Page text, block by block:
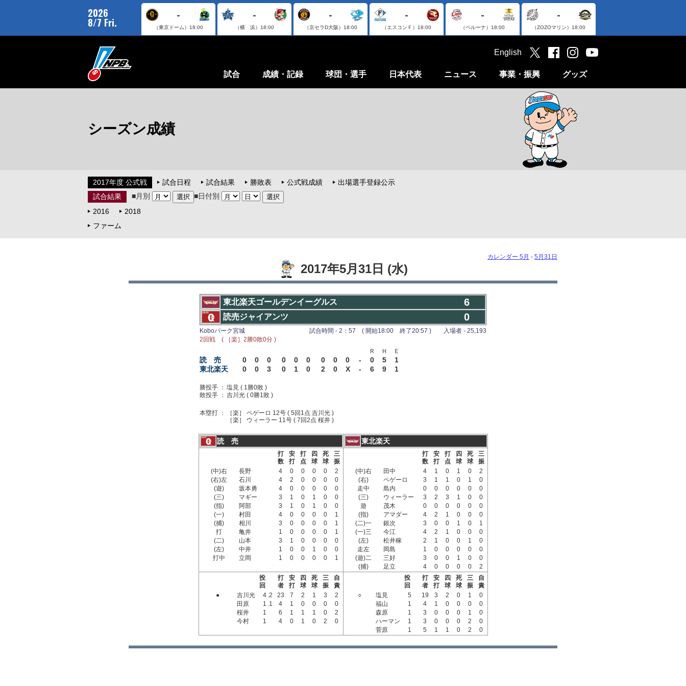
2026
8/7 Fri.
-
（東京ドーム） 18:00
-
（横 浜） 18:00
-
（京セラD大阪） 18:00
-
（エスコンＦ） 18:00
-
（ベルーナ） 18:00
-
（ZOZOマリン） 18:00
試合 成績・記録 球団・選手 日本代表 ニュース 事業・振興 グッズ
English
シーズン成績
2017年度 公式戦 試合日程 試合結果 勝敗表 公式戦成績
出場選手登録公示
試合結果
■月別
■日付別
2016
2018
ファーム
カレンダー 5月 - 5月31日
2017年5月31日 (水)
東北楽天ゴールデンイーグルス 6
読売ジャイアンツ 0
Koboパーク宮城
試合時間 - 2：57 ( 開始18:00 終了20:57 ) 入場者 - 25,193
2回戦 ( ［楽］2勝0敗0分 )
Ｒ
Ｈ Ｅ
読 売 0 0 0 0 0 0 0 0 0 - 0 5
1
東北楽天
0 0 3 0 1 0 2 0 X - 6 9 1
勝投手 ： 塩見 ( 1勝0敗 )
敗投手 ： 吉川光 ( 0勝1敗 )
本塁打 ：
［楽］ ペゲーロ 12号 ( 5回1点 吉川光 )
［楽］ ウィーラー 11号 ( 7回2点 桜井 )
読 売 東北楽天
打
数
安
打
打
点
四
球
死
球
三
振
(中)右
長野 4 0 0 0 0
2
(右)左
石川 4 2 0 0 0
0
(遊)
坂本勇 4 0 0 0 0
0
(三)
マギー 3 1 0 1 0
0
(指)
阿部 3 1 0 1 0
0
(一)
村田 4 0 0 0 0
1
(捕)
相川 3 0 0 0 0
1
打
亀井 1 0 0 0 0
1
(二)
山本 3 1 0 0 0
0
(左)
中井 1 0 0 1 0
0
打中
立岡 1 0 0 0 0 1
打
数
安
打
打
点
四
球
死
球
三
振
(中)右
田中 4 1 0 1 0
2
(右)
ペゲーロ 3 1 1 0 1
0
走中
島内 0 0 0 0 0
0
(三)
ウィーラー 3 2 3 1 0
0
遊
茂木 0 0 0 0 0
0
(指)
アマダー 4 2 1 0 0
0
(二)一
銀次 3 0 0 1 0
1
(一)三
今江 4 2 1 0 0
0
(左)
松井稼 2 1 0 0 1
0
走左
岡島 1 0 0 0 0
0
(遊)二
三好 3 0 0 1 0
0
(捕)
足立 4 0 0 0 0
2
投
回
打
者
安
打
四
球
死
球
三
振
自
責
●
吉川光 4 .2 23 7 2 1 3
2
田原
1 .1 4 1 0 0 0
0
桜井
1 6 1 1 1 0
2
今村
1 4 0 1 0 2 0
投
回
打
者
安
打
四
球
死
球
三
振
自
責
○
塩見 5 19 3 2 0 1
0
福山
1 4 1 0 0 0
0
森原
1 3 0 0 0 1
0
ハーマン
1 3 0 0 0 2
0
菅原
1 5 1 1 0 2 0